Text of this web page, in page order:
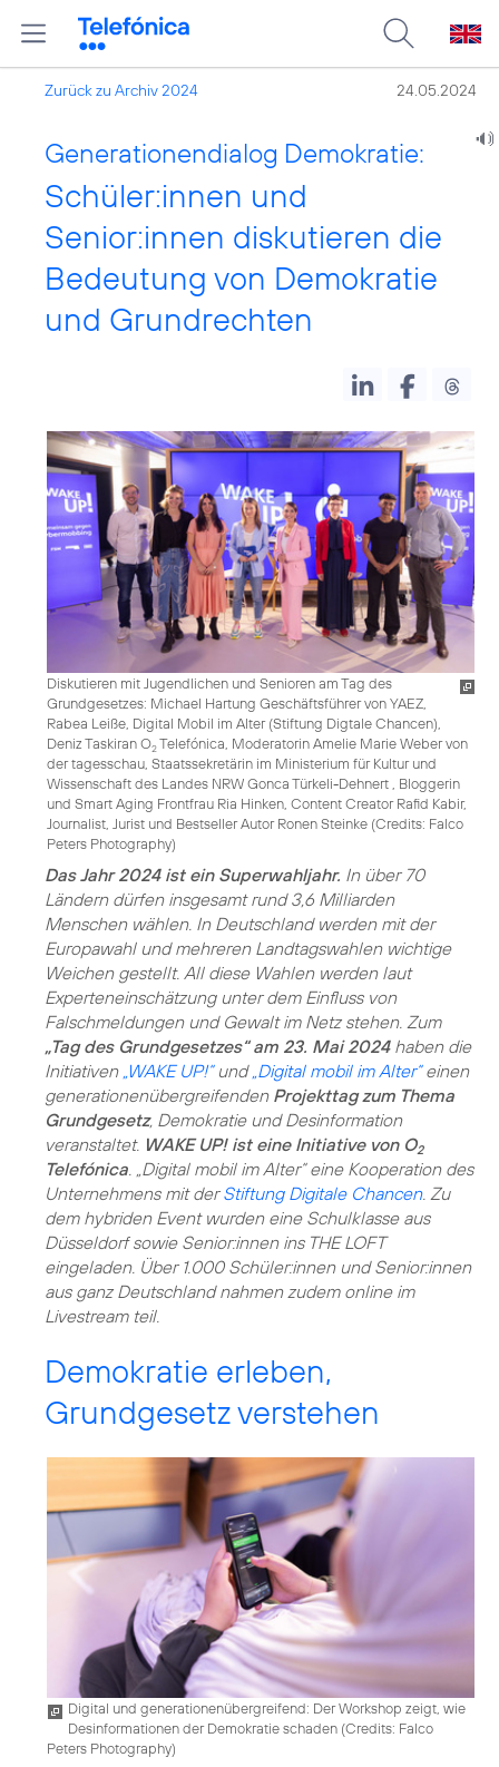
Zurück zu Archiv 2024 24.05.2024
Generationendialog Demokratie:
Schüler:innen und
Senior:innen diskutieren die
Bedeutung von Demokratie
und Grundrechten
Diskutieren mit Jugendlichen und Senioren am Tag des
Grundgesetzes: Michael Hartung Geschäftsführer von YAEZ,
Rabea Leiße, Digital Mobil im Alter (Stiftung Digtale Chancen),
Deniz Taskiran O2Telefónica, Moderatorin Amelie Marie Weber von
der tagesschau, Staatssekretärin im Ministerium für Kultur und
Wissenschaft des Landes NRW Gonca Türkeli-Dehnert , Bloggerin
und Smart Aging Frontfrau Ria Hinken, Content Creator Rafid Kabir,
Journalist, Jurist und Bestseller Autor Ronen Steinke (Credits: Falco
Peters Photography)
Das Jahr 2024 ist ein Superwahljahr. In über 70
Ländern dürfen insgesamt rund 3,6 Milliarden
Menschen wählen. In Deutschland werden mit der
Europawahl und mehreren Landtagswahlen wichtige
Weichen gestellt. All diese Wahlen werden laut
Experteneinschätzung unter dem Einfluss von
Falschmeldungen und Gewalt im Netz stehen. Zum
„Tag des Grundgesetzes“ am 23. Mai 2024haben die
Initiativen „WAKE UP!“und„Digital mobil im Alter“einen
generationenübergreifenden Projekttag zum Thema
Grundgesetz, Demokratie und Desinformation
veranstaltet. WAKE UP! ist eine Initiative von O2
Telefónica . „Digital mobil im Alter“ eine Kooperation des
Unternehmens mit derStiftung Digitale Chancen. Zu
dem hybriden Event wurden eine Schulklasse aus
Düsseldorf sowie Senior:innen ins THE LOFT
eingeladen. Über 1.000 Schüler:innen und Senior:innen
aus ganz Deutschland nahmen zudem online im
Livestream teil.
Demokratie erleben,
Grundgesetz verstehen
Digital und generationenübergreifend: Der Workshop zeigt, wie
Desinformationen der Demokratie schaden (Credits: Falco
Peters Photography)